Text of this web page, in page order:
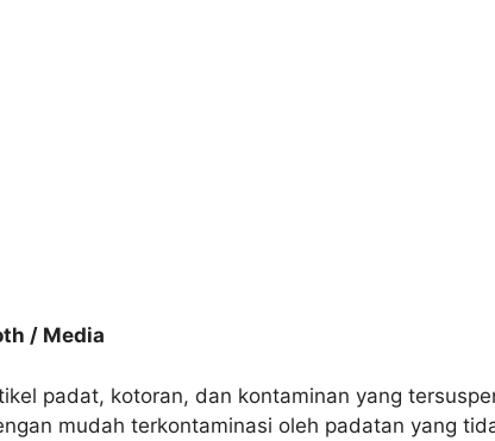
/ Media
padat, kotoran, dan kontaminan yang
mudah terkontaminasi oleh padatan yang